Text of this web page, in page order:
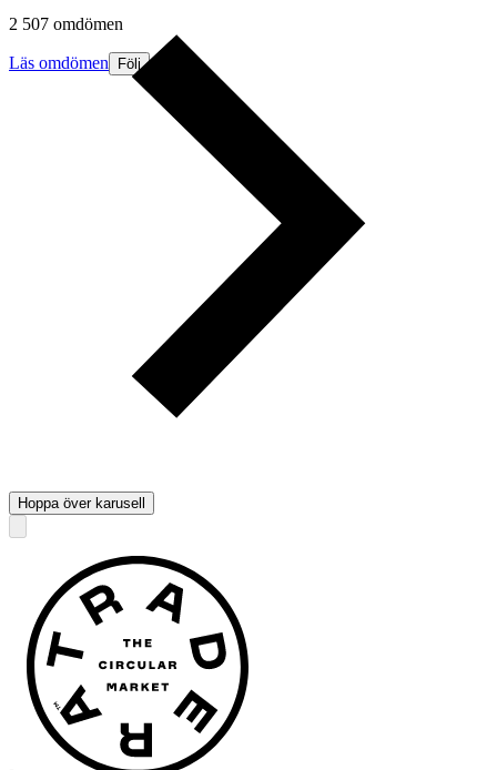
2 507 omdömen
Läs omdömen Följ
Hoppa över karusell